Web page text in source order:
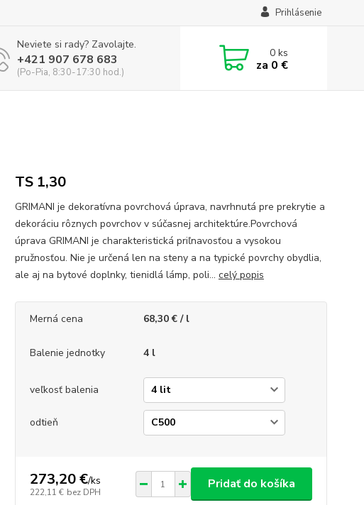
Prihlásenie
Neviete si rady? Zavolajte.
+421 907 678 683
(Po-Pia, 8:30-17:30 hod.)
0ks
za 0 €
TS 1,30
GRIMANI je dekoratívna povrchová úprava, navrhnutá pre prekrytie a
dekoráciu rôznych povrchov v súčasnej architektúre.Povrchová
úprava GRIMANI je charakteristická priľnavosťou a vysokou
pružnosťou. Nie je určená len na steny a na typické povrchy obydlia,
ale aj na bytové doplnky, tienidlá lámp, poli... celý popis
Merná cena 68,30 € / l
Balenie jednotky 4 l
veľkosť balenia
odtieň
273,20 €/ks
222,11 € bez DPH
Pridať do košíka